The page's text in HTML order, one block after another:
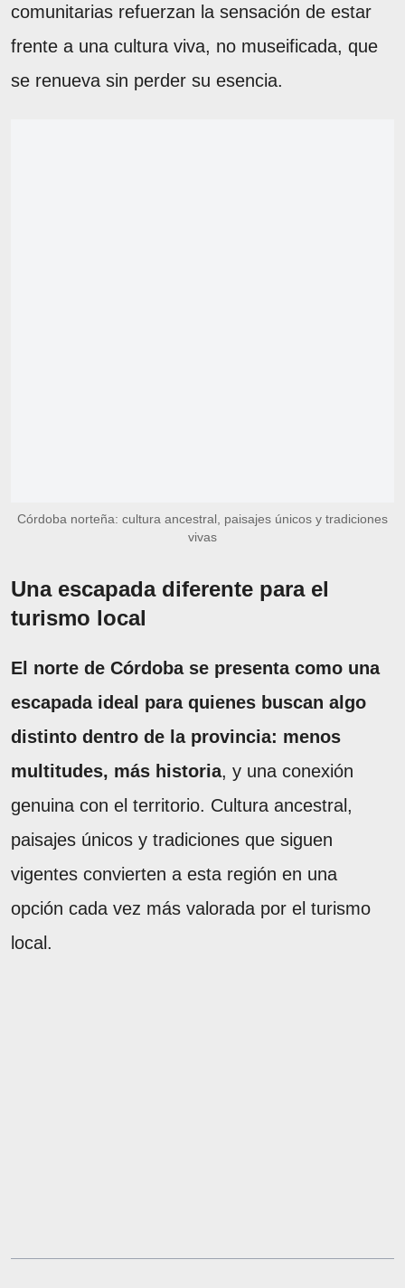
comunitarias refuerzan la sensación de estar
frente a una cultura viva, no museificada, que
se renueva sin perder su esencia.
Córdoba norteña: cultura ancestral, paisajes únicos y tradiciones
vivas
Una escapada diferente para el
turismo local
El norte de Córdoba se presenta como una
escapada ideal para quienes buscan algo
distinto dentro de la provincia: menos
multitudes, más historia, y una conexión
genuina con el territorio. Cultura ancestral,
paisajes únicos y tradiciones que siguen
vigentes convierten a esta región en una
opción cada vez más valorada por el turismo
local.